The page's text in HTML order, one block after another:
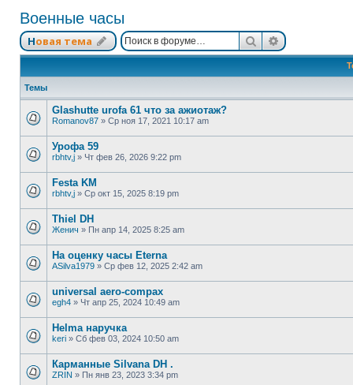
Военные часы
Новая тема Поиск
Темы
Glashutte urofa 61 что за ажиотаж?
Romanov87 » Ср ноя 17, 2021 10:17 am
Урофа 59
rbhtv,j » Чт фев 26, 2026 9:22 pm
Festa KM
rbhtv,j » Ср окт 15, 2025 8:19 pm
Thiel DH
Женич » Пн апр 14, 2025 8:25 am
На оценку часы Eterna
ASilva1979 » Ср фев 12, 2025 2:42 am
universal aero-compax
egh4 » Чт апр 25, 2024 10:49 am
Helma наручка
keri » Сб фев 03, 2024 10:50 am
Карманные Silvana DH .
ZRIN » Пн янв 23, 2023 3:34 pm